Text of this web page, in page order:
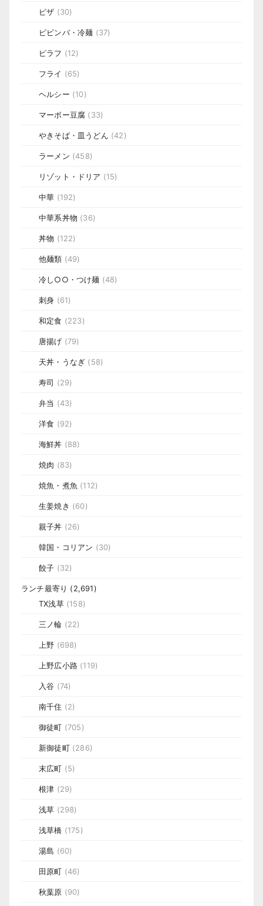
ピザ (30)
ビビンバ・冷麺 (37)
ピラフ (12)
フライ (65)
ヘルシー (10)
マーボー豆腐 (33)
やきそば・皿うどん (42)
ラーメン (458)
リゾット・ドリア (15)
中華 (192)
中華系丼物 (36)
丼物 (122)
他麺類 (49)
冷し○○・つけ麺 (48)
刺身 (61)
和定食 (223)
唐揚げ (79)
天丼・うなぎ (58)
寿司 (29)
弁当 (43)
洋食 (92)
海鮮丼 (88)
焼肉 (83)
焼魚・煮魚 (112)
生姜焼き (60)
親子丼 (26)
韓国・コリアン (30)
餃子 (32)
ランチ最寄り (2,691)
TX浅草(158)
三ノ輪 (22)
上野 (698)
上野広小路 (119)
入谷 (74)
南千住 (2)
御徒町 (705)
新御徒町(286)
末広町 (5)
根津 (29)
浅草 (298)
浅草橋 (175)
湯島 (60)
田原町 (46)
秋葉原 (90)